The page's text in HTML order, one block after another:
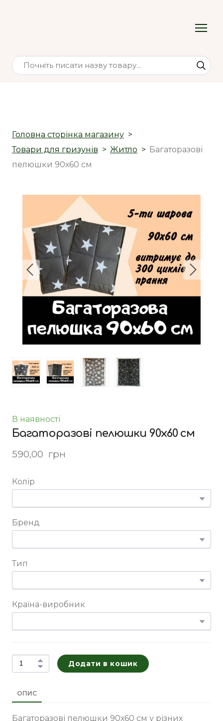
Головна сторінка магазину
Товари для гризунів
Житло
Багаторазові
пелюшки 90х60 см
В наявності
Багаторазові пелюшки 90х60 см
590,00  грн
Колір
Бренд
Тип
Країна-виробник
Додати в кошик
ОПИС
Багаторазові пелюшки 90х60 см у різних